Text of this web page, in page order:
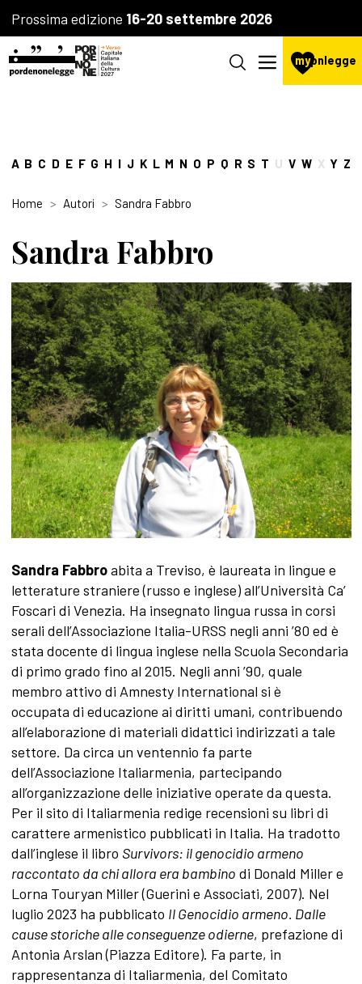
Prossima edizione 16-20 settembre 2026
mypnlegge
A B C D E F G H I J K L M N O P Q R S T U V W X Y Z
Home Autori Sandra Fabbro
Sandra Fabbro
Sandra Fabbroabita a Treviso, è laureata in lingue e
letterature straniere (russo e inglese) all’Università Ca’
Foscari di Venezia. Ha insegnato lingua russa in corsi
serali dell’Associazione Italia-URSS negli anni ’80 ed è
stata docente di lingua inglese nella Scuola Secondaria
di primo grado fino al 2015. Negli anni ’90, quale
membro attivo di Amnesty International si è
occupata di educazione ai diritti umani, contribuendo
all’elaborazione di materiali didattici indirizzati a tale
settore. Da circa un ventennio fa parte
dell’Associazione Italiarmenia, partecipando
all’organizzazione delle iniziative operate da questa.
Per il sito di Italiarmenia redige recensioni su libri di
carattere armenistico pubblicati in Italia. Ha tradotto
dall’inglese il libro Survivors: il genocidio armeno
raccontato da chi allora era bambino di Donald Miller e
Lorna Touryan Miller (Guerini e Associati, 2007). Nel
luglio 2023 ha pubblicato Il Genocidio armeno. Dalle
cause storiche alle conseguenze odierne, prefazione di
Antonia Arslan (Piazza Editore). Fa parte, in
rappresentanza di Italiarmenia, del Comitato